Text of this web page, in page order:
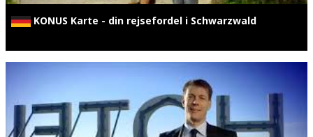
KONUS Karte - din rejsefordel i Schwarzwald